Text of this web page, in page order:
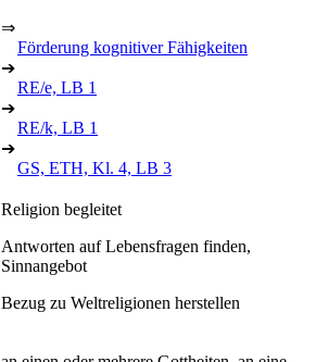
⇒
Förderung kognitiver Fähigkeiten
➔
RE/e, LB 1
➔
RE/k, LB 1
➔
GS, ETH, Kl. 4, LB 3
Religion begleitet
Antworten auf Lebensfragen finden,
Sinnangebot
Bezug zu Weltreligionen herstellen